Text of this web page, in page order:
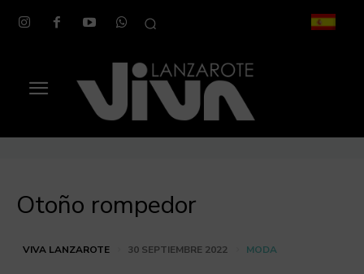
Otoño rompedor
VIVA LANZAROTE 30 SEPTIEMBRE 2022 MODA